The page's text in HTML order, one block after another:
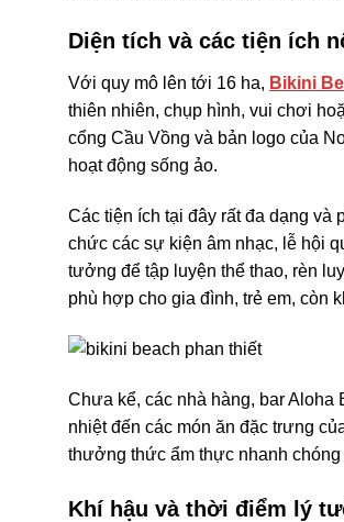
Diện tích và các tiện ích
Với quy mô lên tới 16 ha, Bikini
thiên nhiên, chụp hình, vui chơi
cổng Cầu Vồng và bản logo của
hoạt động sống ảo.
Các tiện ích tại đây rất đa dạng và
chức các sự kiện âm nhạc, lễ hội
tưởng để tập luyện thể thao, rèn
phù hợp cho gia đình, trẻ em, còn
Chưa kể, các nhà hàng, bar
nhiệt đến các món ăn đặc trưng
thưởng thức ẩm thực nhanh
Khí hậu và thời điểm lý